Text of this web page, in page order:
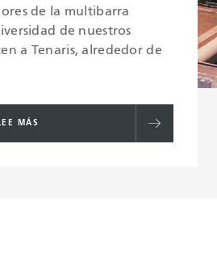
de la multibarra
de nuestros
a Tenaris, alrededor de
MÁS